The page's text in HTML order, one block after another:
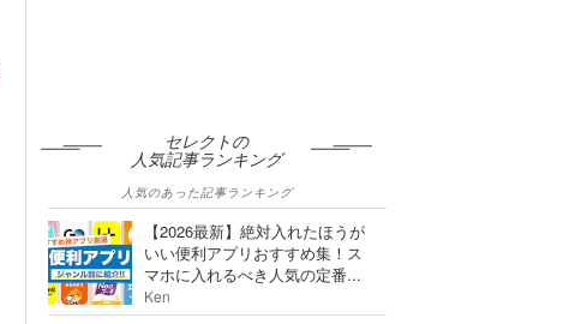
セレクトの
人気記事ランキング
人気のあった記事ランキング
【2026最新】絶対入れたほうが
いい便利アプリおすすめ集！ス
マホに入れるべき人気の定番...
Ken